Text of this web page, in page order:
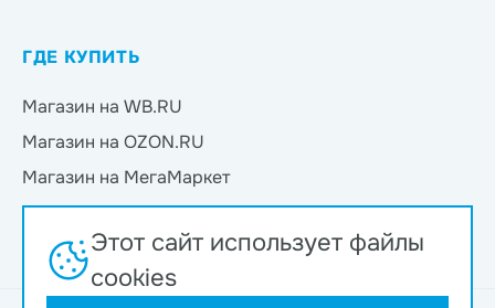
ГДЕ КУПИТЬ
Магазин на WB.RU
Магазин на OZON.RU
Магазин на МегаМаркет
Магазин на Яндекс.Маркет
Магазин на Магнит Маркет
Этот сайт использует файлы
cookies